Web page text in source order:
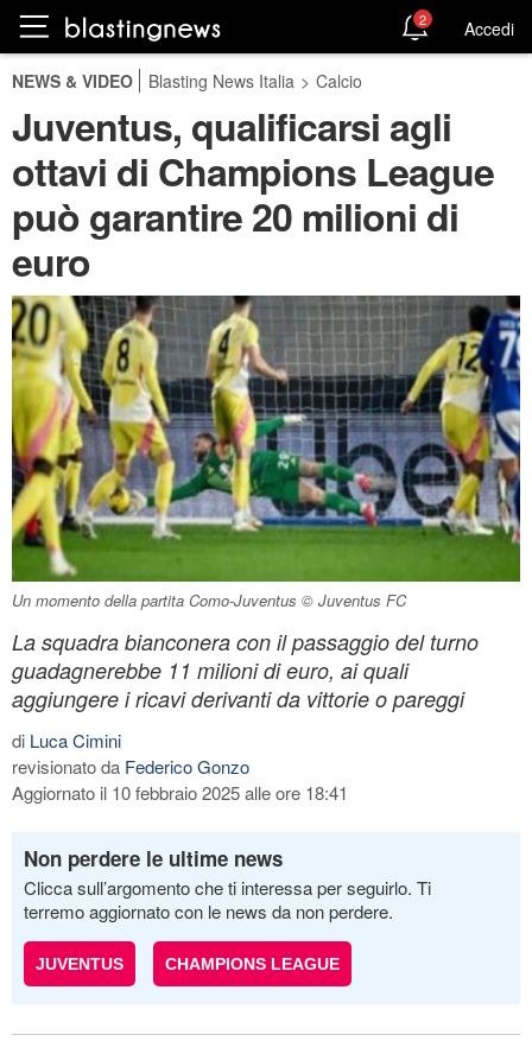
2 Accedi
NEWS & VIDEO Blasting News Italia > Calcio
Juventus, qualificarsi agli
ottavi di Champions League
può garantire 20 milioni di
euro
Un momento della partita Como-Juventus © Juventus FC
La squadra bianconera con il passaggio del turno
guadagnerebbe 11 milioni di euro, ai quali
aggiungere i ricavi derivanti da vittorie o pareggi
di Luca Cimini
revisionato da Federico Gonzo
Aggiornato il 10 febbraio 2025 alle ore 18:41
Non perdere le ultime news
Clicca sull’argomento che ti interessa per seguirlo. Ti
terremo aggiornato con le news da non perdere.
JUVENTUS CHAMPIONS LEAGUE